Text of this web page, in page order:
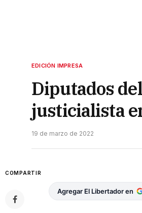
EDICIÓN IMPRESA
Diputados
justicialista
19 de marzo de 2022
COMPARTIR
Agregar El Libertador en